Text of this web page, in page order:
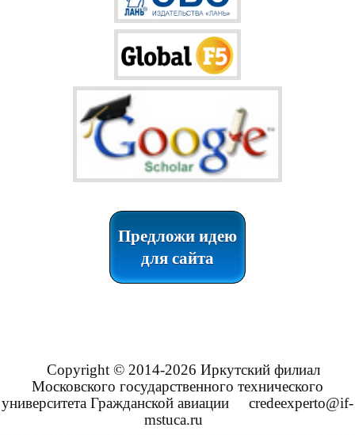
Предложи идею
для сайта
Copyright © 2014-2026 Иркутский филиал
Московского государственного технического
университета Гражданской авиации
credeexperto@if-
mstuca.ru